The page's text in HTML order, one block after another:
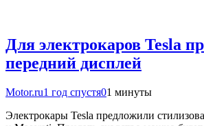
Для электрокаров Tesla
передний дисплей
Motor.ru1 год спустя01 минуты
Электрокары Tesla предложили